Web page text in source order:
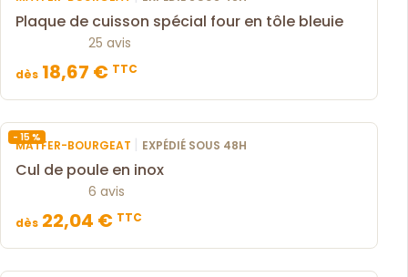
Plaque de cuisson spécial four en tôle bleuie
25 avis
dès 18,67 € TTC
- 15 %
MATFER-BOURGEAT | EXPÉDIÉ SOUS 48H
Cul de poule en inox
6 avis
dès 22,04 € TTC